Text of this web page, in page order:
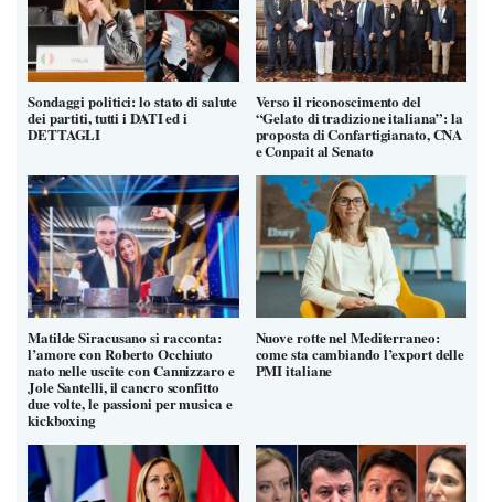
Sondaggi politici: lo stato di salute
dei partiti, tutti i DATI ed i
DETTAGLI
Verso il riconoscimento del
“Gelato di tradizione italiana”: la
proposta di Confartigianato, CNA
e Conpait al Senato
Matilde Siracusano si racconta:
l’amore con Roberto Occhiuto
nato nelle uscite con Cannizzaro e
Jole Santelli, il cancro sconfitto
due volte, le passioni per musica e
kickboxing
Nuove rotte nel Mediterraneo:
come sta cambiando l’export delle
PMI italiane